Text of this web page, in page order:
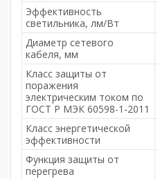
Эффективность
светильника, лм/Вт
Диаметр сетевого
кабеля, мм
Класс защиты от
поражения
электрическим током по
ГОСТ Р МЭК 60598-1-2011
Класс энергетической
эффективности
Функция защиты от
перегрева